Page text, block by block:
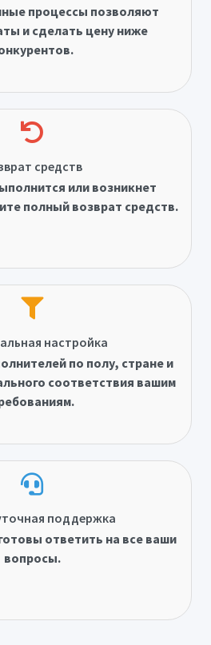
процессы позволяют
и сделать цену ниже
средств
или возникнет
полный возврат средств.
настройка
по полу, стране и
соответствия вашим
поддержка
ответить на все ваши
вопросы.